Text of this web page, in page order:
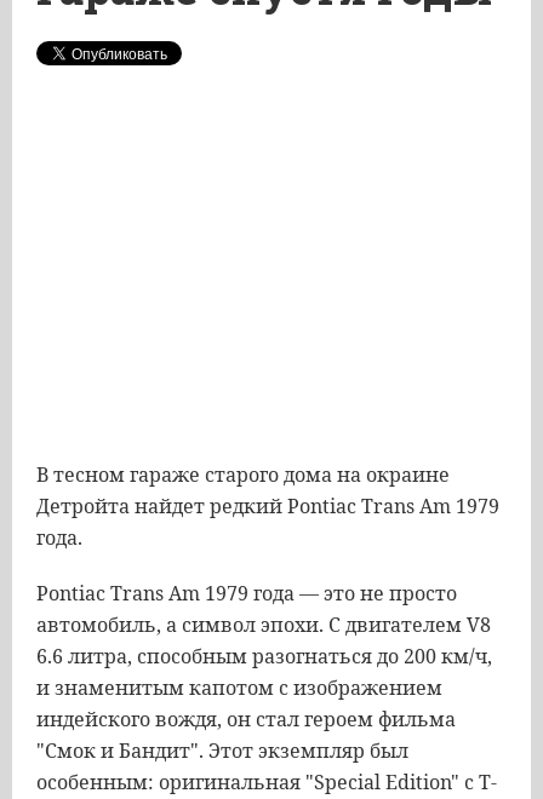
В тесном гараже старого дома на окраине
Детройта найдет редкий Pontiac Trans Am 1979
года.
Pontiac Trans Am 1979 года — это не просто
автомобиль, а символ эпохи. С двигателем V8
6.6 литра, способным разогнаться до 200 км/ч,
и знаменитым капотом с изображением
индейского вождя, он стал героем фильма
"Смок и Бандит". Этот экземпляр был
особенным: оригинальная "Special Edition" с T-